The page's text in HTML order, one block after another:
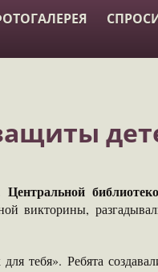
Центральной
викторины,
тебя». Ребята